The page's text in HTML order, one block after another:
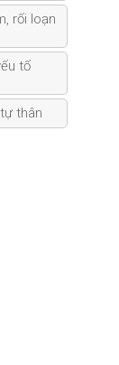
rối loạn
tố
thân